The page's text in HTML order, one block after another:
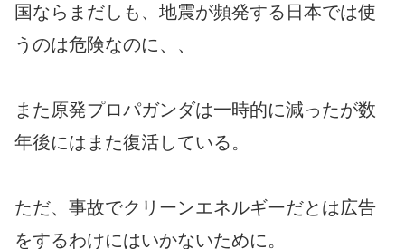
国ならまだしも、地震が頻発する日本では使
うのは危険なのに、、
また原発プロパガンダは一時的に減ったが数
年後にはまた復活している。
ただ、事故でクリーンエネルギーだとは広告
をするわけにはいかないために。